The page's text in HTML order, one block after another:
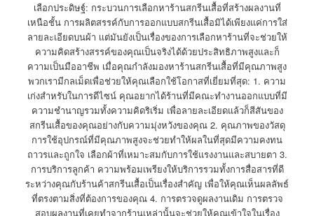
เลือกประดิษฐ์: กระบวนการเลือกหาร้านสกรีนเสื้อที่สร้างผลงานที่
เหนือชั้น การผลิตสรรค์กับการออกแบบสกรีนเสื้อมิได้เพียงแค่การใส่
ลายละเอียดบนผ้า เเต่มันยังเป็นเรื่องของการเลือกหาร้านที่จะช่วยให้
ความคิดสร้างสรรค์ของคุณเป็นจริงได้ด้วยประสิทธิภาพสูงและก็
ความเป็นมืออาชีพ เมื่อคุณกำลังมองหาร้านสกรีนเสื้อที่มีคุณภาพสูง
พวกเรามีกลเม็ดเพื่อช่วยให้คุณเลือกใช้โอกาสที่เยี่ยมที่สุด: 1. ความ
เก่งสำหรับในการดีไซน์ คุณอยากได้ร้านที่มีคณะทำงานออกแบบที่มี
ความชำนาญรวมทั้งความคิดริเริ่ม เพื่อลายละเอียดแล้วก็สีสันของ
สกรีนเสื้อของคุณอย่างกับความมุ่งหวังของคุณ 2. คุณภาพของวัสดุ
การใช้อุปกรณ์ที่มีคุณภาพสูงจะช่วยทำให้ผลในที่สุดมีความคงทน
ถาวรและถูกใจ เลือกผ้าที่เหมาะสมกับการใช้แรงงานและสบายตา 3.
การบริการลูกค้า ความพร้อมเพรียงให้บริการรวมทั้งการสื่อสารที่ดี
ระหว่างคุณกับร้านค้าสกรีนเสื้อเป็นเรื่องสำคัญ เพื่อให้คุณเห็นผลลัพธ์
ที่ตรงตามสิ่งที่ต้องการของคุณ 4. การตรวจดูผลงานเดิม การตรวจ
สอบผลงานที่เคยทำจากร้านเหล่านั้นจะช่วยให้คุณเข้าใจในเรื่อง